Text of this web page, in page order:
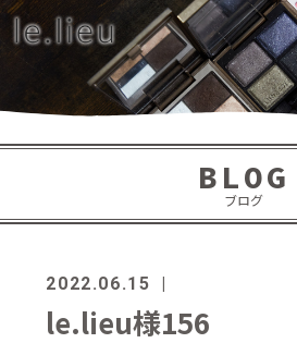
BLOG
ブログ
2022.06.15
le.lieu様156